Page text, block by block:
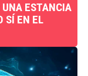
ESTANCIA
SÍ EN EL